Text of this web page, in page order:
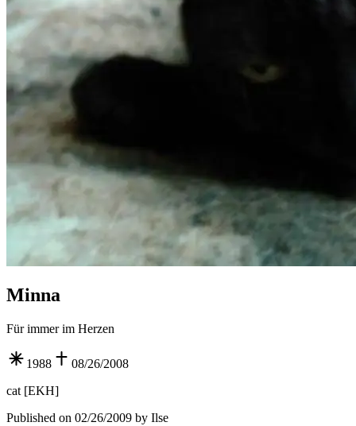
Minna
Für immer im Herzen
1988
08/26/2008
cat [EKH]
Published on 02/26/2009 by Ilse